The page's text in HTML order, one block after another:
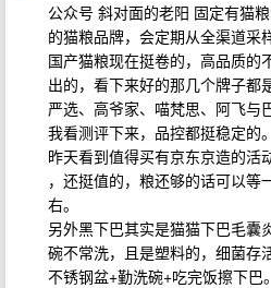
公众号 斜对面的老阳 固定有猫
的猫粮品牌，会定期从全渠道采
国产猫粮现在挺卷的，高品质的
出的，看下来好的那几个牌子都
严选、高爷家、喵梵思、阿飞与
我看测评下来，品控都挺稳定的。
昨天看到值得买有京东京造的活
，还挺值的，粮还够的话可以等
右。
另外黑下巴其实是猫猫下巴毛囊
碗不常洗，且是塑料的，细菌存
不锈钢盆+勤洗碗+吃完饭擦下